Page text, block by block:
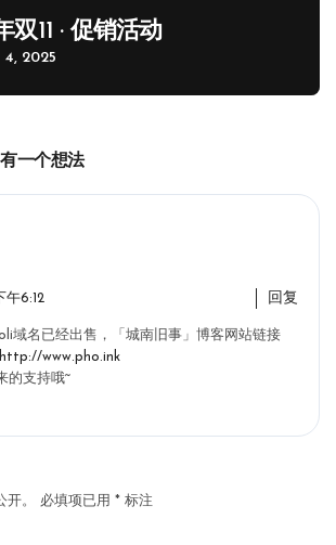
11 · 促销活动
4, 2025
一个想法
午6:12
域名已经出售，「城南旧事」博客网站链接
http://www.pho.ink
的支持哦~
回复
。 必填项已用 * 标注